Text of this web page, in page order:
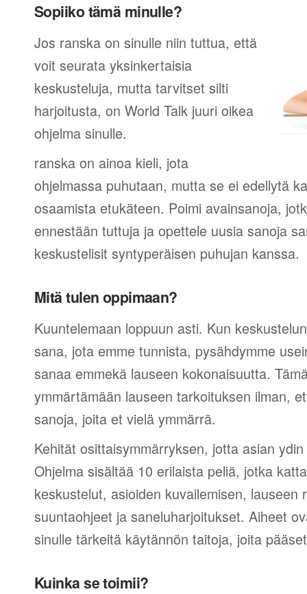
Sopiiko tämä minulle?
Jos ranska on sinulle niin tuttua, että
voit seurata yksinkertaisia
keskusteluja, mutta tarvitset silti
harjoitusta, on World Talk juuri oikea
ohjelma sinulle.
ranska on ainoa kieli, jota
ohjelmassa puhutaan, mutta se ei edellytä
osaamista etukäteen. Poimi avainsanoja,
ennestään tuttuja ja opettele uusia sanoja
keskustelisit syntyperäisen puhujan kanssa.
Mitä tulen oppimaan?
Kuuntelemaan loppuun asti. Kun
sana, jota emme tunnista, pysähdymme
sanaa emmekä lauseen kokonaisuutta.
ymmärtämään lauseen tarkoituksen ilman,
sanoja, joita et vielä ymmärrä.
Kehität osittaisymmärryksen, jotta asian
Ohjelma sisältää 10 erilaista peliä, jotka
keskustelut, asioiden kuvailemisen, lauseen
suuntaohjeet ja saneluharjoitukset. Aiheet
sinulle tärkeitä käytännön taitoja, joita
Kuinka se toimii?